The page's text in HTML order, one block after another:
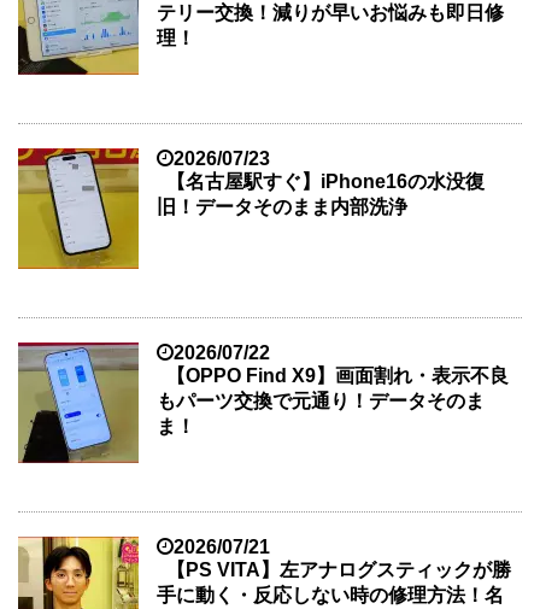
テリー交換！減りが早いお悩みも即日修
理！
2026/07/23
【名古屋駅すぐ】iPhone16の水没復
旧！データそのまま内部洗浄
2026/07/22
【OPPO Find X9】画面割れ・表示不良
もパーツ交換で元通り！データそのま
ま！
2026/07/21
【PS VITA】左アナログスティックが勝
手に動く・反応しない時の修理方法！名